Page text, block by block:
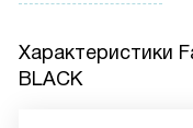
Характеристики
BLACK